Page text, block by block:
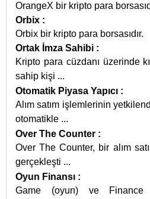
OrangeX bir kripto para
Orbix :
Orbix bir kripto para borsasıdır.
Ortak İmza Sahibi :
Kripto para cüzdanı üzerinde
sahip kişi ...
Otomatik Piyasa Yapıcı :
Alım satım işlemlerinin
otomatikle ...
Over The Counter :
Over The Counter, bir alım
gerçekleşti ...
Oyun Finansı :
Game (oyun) ve Finance